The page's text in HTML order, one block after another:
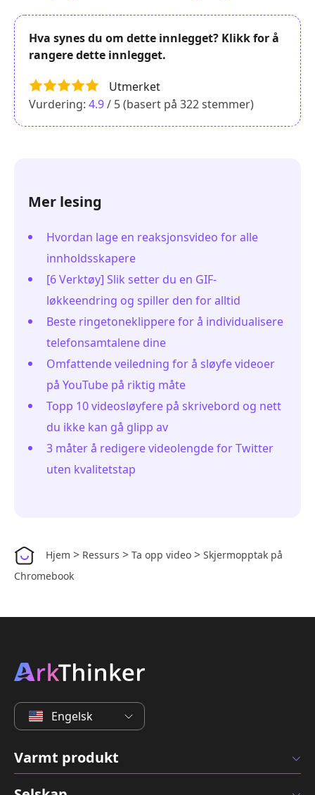
Hva synes du om dette innlegget? Klikk for å
rangere dette innlegget.
Utmerket
Vurdering: 4.9/ 5 (basert på 322stemmer)
Mer lesing
Hvordan lage en reaksjonsvideo for alle
innholdsskapere
[6 Verktøy] Slik setter du en GIF-
løkkeendring og spiller den for alltid
Beste ringetoneklippere for å individualisere
telefonsamtalene dine
Omfattende veiledning for å sløyfe videoer
på YouTube på riktig måte
Topp 10 videosløyfere på skrivebord og nett
du ikke kan gå glipp av
3 måter å redigere videolengde for Twitter
uten kvalitetstap
Hjem > Ressurs > Ta opp video > Skjermopptak på
Chromebook
Engelsk
Varmt produkt